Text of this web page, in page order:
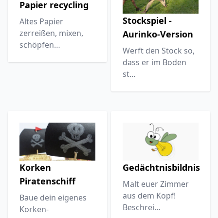
Papier recycling
Altes Papier
zerreißen, mixen,
schöpfen…
Stockspiel -
Aurinko-Version
Werft den Stock so,
dass er im Boden
st…
Korken
Piratenschiff
Baue dein eigenes
Korken-
Gedächtnisbildnis
Malt euer Zimmer
aus dem Kopf!
Beschrei…